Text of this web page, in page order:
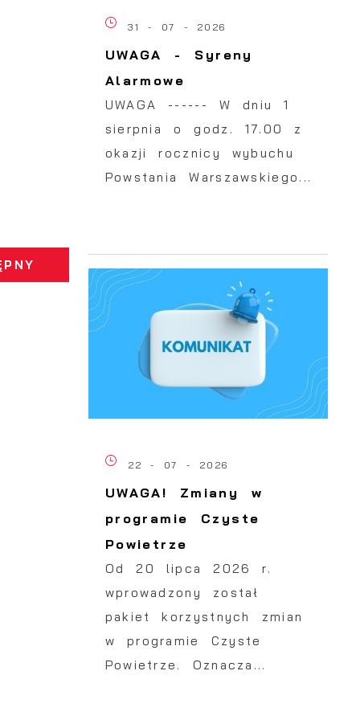
31 - 07 - 2026
UWAGA - Syreny
Alarmowe
UWAGA ------ W dniu 1
sierpnia o godz. 17.00 z
okazji rocznicy wybuchu
Powstania Warszawskiego...
22 - 07 - 2026
UWAGA! Zmiany w
programie Czyste
Powietrze
Od 20 lipca 2026 r.
wprowadzony został
pakiet korzystnych zmian
w programie Czyste
Powietrze. Oznacza...